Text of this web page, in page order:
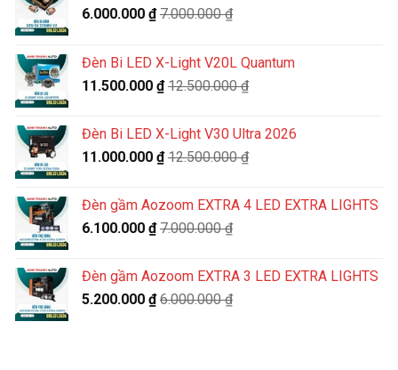
6.000.000 ₫ 7.000.000₫
Đèn Bi LED X-Light V20L Quantum
11.500.000 ₫ 12.500.000₫
Đèn Bi LED X-Light V30 Ultra 2026
11.000.000 ₫ 12.500.000₫
Đèn gầm Aozoom EXTRA 4 LED EXTRA LIGHTS
6.100.000 ₫ 7.000.000₫
Đèn gầm Aozoom EXTRA 3 LED EXTRA LIGHTS
5.200.000 ₫ 6.000.000₫